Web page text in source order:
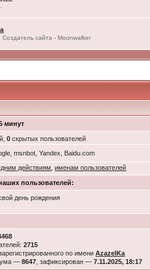
сайта - Moonwalker
минут
0 скрытых пользователей
msnbot, Yandex, Baidu.com
действиям ,именам пользователей
пользователей:
день рождения
2715
по имениAzazelKa
—8647 , зафиксирован —7.11.2025, 18:17